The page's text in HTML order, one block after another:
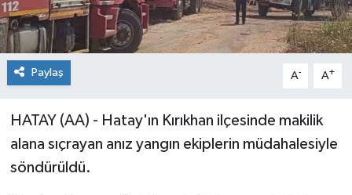
Paylaş A- A+
HATAY (AA) - Hatay'ın Kırıkhan ilçesinde makilik
alana sıçrayan anız yangın ekiplerin müdahalesiyle
söndürüldü.